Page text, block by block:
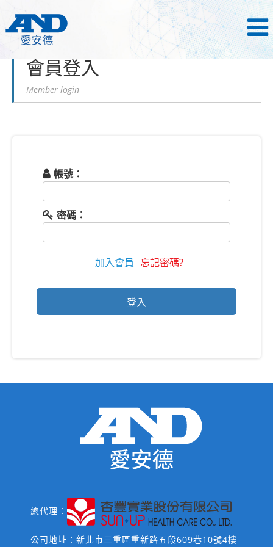
首頁 會員登入
會員登入
Member login
帳號：
密碼：
加入會員 忘記密碼?
總代理：
公司地址：新北市三重區重新路五段609巷10號4樓